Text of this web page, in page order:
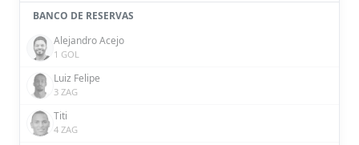
BANCO DE RESERVAS
Alejandro Acejo
1 GOL
Luiz Felipe
3 ZAG
Titi
4 ZAG